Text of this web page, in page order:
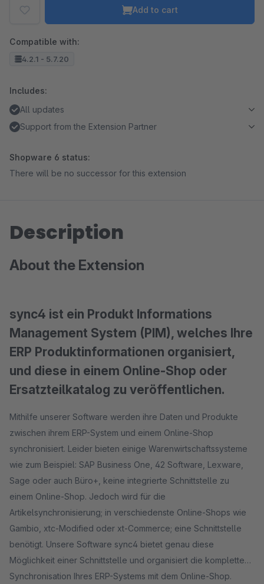
Add to cart
Compatible with:
4.2.1 - 5.7.20
Includes:
All updates
Support from the Extension Partner
Shopware 6 status:
There will be no successor for this extension
Description
About the Extension
sync4 ist ein Produkt Informations
Management System (PIM), welches Ihre
ERP Produktinformationen organisiert,
und diese in einem Online-Shop oder
Ersatzteilkatalog zu veröffentlichen.
Mithilfe unserer Software werden ihre Daten und Produkte
zwischen ihrem ERP-System und einem Online-Shop
synchronisiert. Leider bieten einige Warenwirtschaftssysteme
wie zum Beispiel: SAP Business One, 42 Software, Lexware,
Sage oder auch Büro+, keine integrierte Schnittstelle zu
einem Online-Shop. Jedoch wird für die
Artikelsynchronisierung; in verschiedenste Online-Shops wie
Gambio, xtc-Modified oder xt-Commerce; eine Schnittstelle
benötigt. Unsere Software sync4 bietet genau diese
Möglichkeit einer Schnittstelle und organisiert die komplette
Synchronisation Ihres ERP-Systems mit dem Online-Shop.